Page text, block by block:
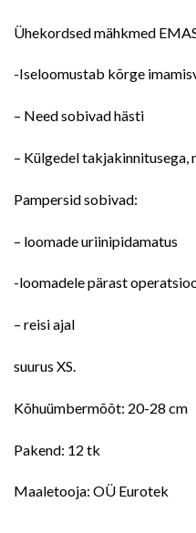
Ühekordsed mähkmed
-Iseloomustab kõrge
– Need sobivad hästi
– Külgedel takjakinnitusega,
Pampersid sobivad:
– loomade uriinipidamatus
-loomadele pärast
– reisi ajal
suurus XS.
Kõhuümbermõõt: 20-28 cm
Pakend: 12 tk
Maaletooja: OÜ Eurotek